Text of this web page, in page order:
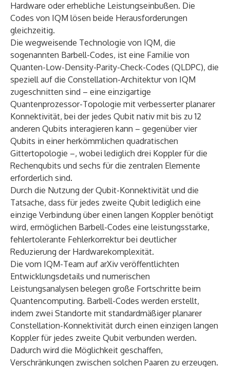
Hardware oder erhebliche Leistungseinbußen. Die
Codes von IQM lösen beide Herausforderungen
gleichzeitig.
Die wegweisende Technologie von IQM, die
sogenannten Barbell-Codes, ist eine Familie von
Quanten-Low-Density-Parity-Check-Codes (QLDPC), die
speziell auf die Constellation-Architektur von IQM
zugeschnitten sind – eine einzigartige
Quantenprozessor-Topologie mit verbesserter planarer
Konnektivität, bei der jedes Qubit nativ mit bis zu 12
anderen Qubits interagieren kann – gegenüber vier
Qubits in einer herkömmlichen quadratischen
Gittertopologie –, wobei lediglich drei Koppler für die
Rechenqubits und sechs für die zentralen Elemente
erforderlich sind.
Durch die Nutzung der Qubit-Konnektivität und die
Tatsache, dass für jedes zweite Qubit lediglich eine
einzige Verbindung über einen langen Koppler benötigt
wird, ermöglichen Barbell-Codes eine leistungsstarke,
fehlertolerante Fehlerkorrektur bei deutlicher
Reduzierung der Hardwarekomplexität.
Die vom IQM-Team auf arXiv veröffentlichten
Entwicklungsdetails und numerischen
Leistungsanalysen belegen große Fortschritte beim
Quantencomputing. Barbell-Codes werden erstellt,
indem zwei Standorte mit standardmäßiger planarer
Constellation-Konnektivität durch einen einzigen langen
Koppler für jedes zweite Qubit verbunden werden.
Dadurch wird die Möglichkeit geschaffen,
Verschränkungen zwischen solchen Paaren zu erzeugen.